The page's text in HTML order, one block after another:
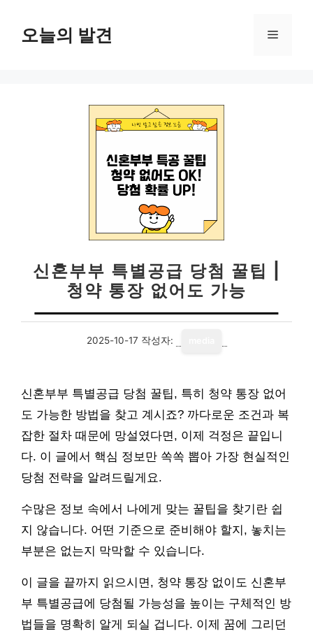
오늘의 발견 메
신혼부부 특별공급 당첨 꿀팁 |
청약 통장 없어도 가능
2025-10-17 작성자:
신혼부부 특별공급 당첨 꿀팁, 특히 청약 통장 없어
도 가능한 방법을 찾고 계시죠? 까다로운 조건과 복
잡한 절차 때문에 망설였다면, 이제 걱정은 끝입니
다. 이 글에서 핵심 정보만 쏙쏙 뽑아 가장 현실적인
당첨 전략을 알려드릴게요.
수많은 정보 속에서 나에게 맞는 꿀팁을 찾기란 쉽
지 않습니다. 어떤 기준으로 준비해야 할지, 놓치는
부분은 없는지 막막할 수 있습니다.
이 글을 끝까지 읽으시면, 청약 통장 없이도 신혼부
부 특별공급에 당첨될 가능성을 높이는 구체적인 방
법들을 명확히 알게 되실 겁니다. 이제 꿈에 그리던